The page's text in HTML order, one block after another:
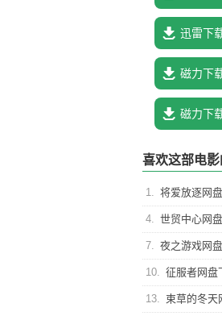
迅雷下
磁力下
磁力下
喜欢这部电
1. 将爱放逐网
4. 世贸中心网
7. 夜之游戏网
10. 征服者网盘
13. 束草的冬天